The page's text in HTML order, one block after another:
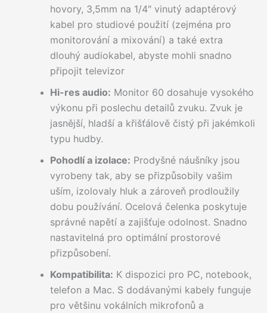
hovory, 3,5mm na 1/4″ vinutý adaptérový
kabel pro studiové použití (zejména pro
monitorování a mixování) a také extra
dlouhý audiokabel, abyste mohli snadno
připojit televizor
Hi-res audio: Monitor 60 dosahuje vysokého
výkonu při poslechu detailů zvuku. Zvuk je
jasnější, hladší a křišťálově čistý při jakémkoli
typu hudby.
Pohodlí a izolace: Prodyšné náušníky jsou
vyrobeny tak, aby se přizpůsobily vašim
uším, izolovaly hluk a zároveň prodloužily
dobu používání. Ocelová čelenka poskytuje
správné napětí a zajišťuje odolnost. Snadno
nastavitelná pro optimální prostorové
přizpůsobení.
Kompatibilita: K dispozici pro PC, notebook,
telefon a Mac. S dodávanými kabely funguje
pro většinu vokálních mikrofonů a